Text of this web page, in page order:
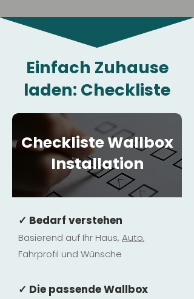
Einfach Zuhause
laden: Checkliste
Checkliste Wallbox
Installation
✓ Bedarf verstehen
Basierend auf Ihr Haus, Auto,
Fahrprofil und Wünsche
✓ Die passende Wallbox